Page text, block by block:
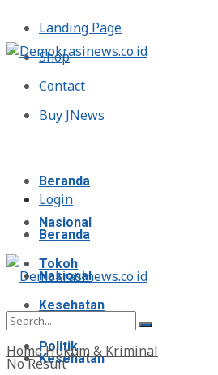
Landing Page
Shop
Contact
Buy JNews
Login
Beranda
Nasional
Tokoh
Kesehatan
Politik
Beranda
Nasional
Tokoh
Kesehatan
No Result
HomeHukum & Kriminal